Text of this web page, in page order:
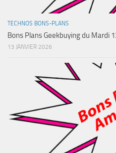
TECHNOS BONS-PLANS
Bons Plans Geekbuying du Mardi
13 JANVIER 2026